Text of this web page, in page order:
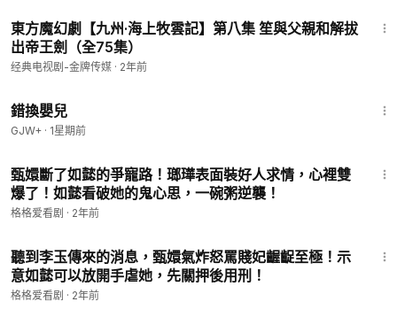
東方魔幻劇【九州·海上牧雲記】第八集 笙與父親和解拔
出帝王劍（全75集）
经典电视剧-金牌传媒 · 2年前
錯換嬰兒
GJW+ · 1星期前
甄嬛斷了如懿的爭寵路！瑯璍表面裝好人求情，心裡雙
爆了！如懿看破她的鬼心思，一碗粥逆襲！
格格爱看剧 · 2年前
聽到李玉傳來的消息，甄嬛氣炸怒罵賤妃齷齪至極！示
意如懿可以放開手虐她，先關押後用刑！
格格爱看剧 · 2年前